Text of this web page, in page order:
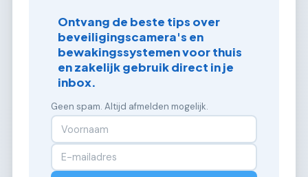
Ontvang de beste tips over
beveiligingscamera's en
bewakingssystemen voor thuis
en zakelijk gebruik direct in je
inbox.
Geen spam. Altijd afmelden mogelijk.